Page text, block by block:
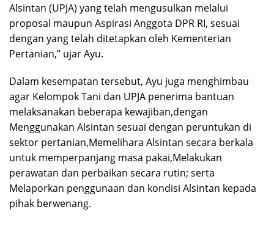
Alsintan (UPJA) yang telah mengusulkan melalui
proposal maupun Aspirasi Anggota DPR RI, sesuai
dengan yang telah ditetapkan oleh Kementerian
Pertanian,” ujar Ayu.
Dalam kesempatan tersebut, Ayu juga menghimbau
agar Kelompok Tani dan UPJA penerima bantuan
melaksanakan beberapa kewajiban,dengan
Menggunakan Alsintan sesuai dengan peruntukan di
sektor pertanian,Memelihara Alsintan secara berkala
untuk memperpanjang masa pakai,Melakukan
perawatan dan perbaikan secara rutin; serta
Melaporkan penggunaan dan kondisi Alsintan kepada
pihak berwenang.